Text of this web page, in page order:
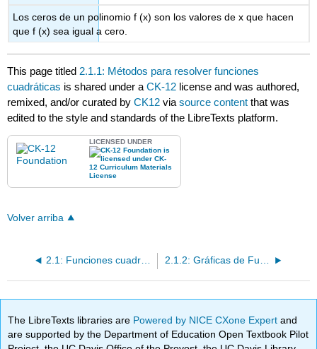
Los ceros de un polinomio f (x) son los valores de x que hacen
que f (x) sea igual a cero.
This page titled 2.1.1: Métodos para resolver funciones
cuadráticas is shared under aCK-12 license and was authored,
remixed, and/or curated byCK12 viasource content that was
edited to the style and standards of the LibreTexts platform.
LICENSED UNDER
Volver arriba
2.1: Funciones cuadráticas 2.1.2: Gráficas de Funciones Cuadráticas
The LibreTexts libraries are Powered by NICE CXone Expertand
are supported by the Department of Education Open Textbook Pilot